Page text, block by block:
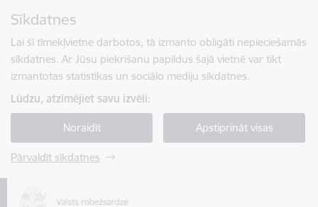
Sīkdatnes
Lai šī tīmekļvietne darbotos, tā izmanto obligāti nepieciešamās
sīkdatnes. Ar Jūsu piekrišanu papildus šajā vietnē var tikt
izmantotas statistikas un sociālo mediju sīkdatnes.
Lūdzu, atzīmējiet savu izvēli:
Noraidīt Apstiprināt visas
Pārvaldīt sīkdatnes